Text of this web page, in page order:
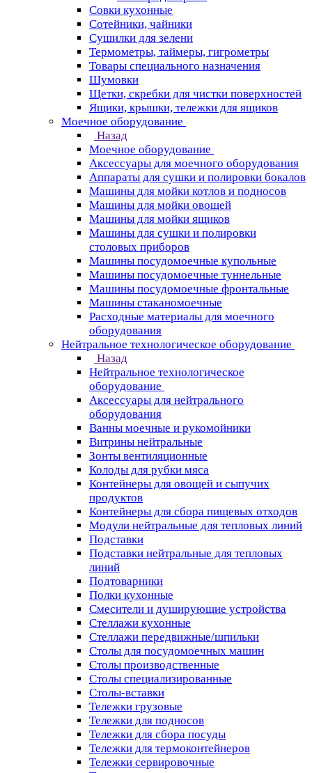
Совки кухонные
Сотейники, чайники
Сушилки для зелени
Термометры, таймеры, гигрометры
Товары специального назначения
Шумовки
Щетки, скребки для чистки поверхностей
Ящики, крышки, тележки для ящиков
Моечное оборудование
Назад
Моечное оборудование
Аксессуары для моечного оборудования
Аппараты для сушки и полировки бокалов
Машины для мойки котлов и подносов
Машины для мойки овощей
Машины для мойки ящиков
Машины для сушки и полировки
столовых приборов
Машины посудомоечные купольные
Машины посудомоечные туннельные
Машины посудомоечные фронтальные
Машины стаканомоечные
Расходные материалы для моечного
оборудования
Нейтральное технологическое оборудование
Назад
Нейтральное технологическое
оборудование
Аксессуары для нейтрального
оборудования
Ванны моечные и рукомойники
Витрины нейтральные
Зонты вентиляционные
Колоды для рубки мяса
Контейнеры для овощей и сыпучих
продуктов
Контейнеры для сбора пищевых отходов
Модули нейтральные для тепловых линий
Подставки
Подставки нейтральные для тепловых
линий
Подтоварники
Полки кухонные
Смесители и душирующие устройства
Стеллажи кухонные
Стеллажи передвижные/шпильки
Столы для посудомоечных машин
Столы производственные
Столы специализированные
Столы-вставки
Тележки грузовые
Тележки для подносов
Тележки для сбора посуды
Тележки для термоконтейнеров
Тележки сервировочные